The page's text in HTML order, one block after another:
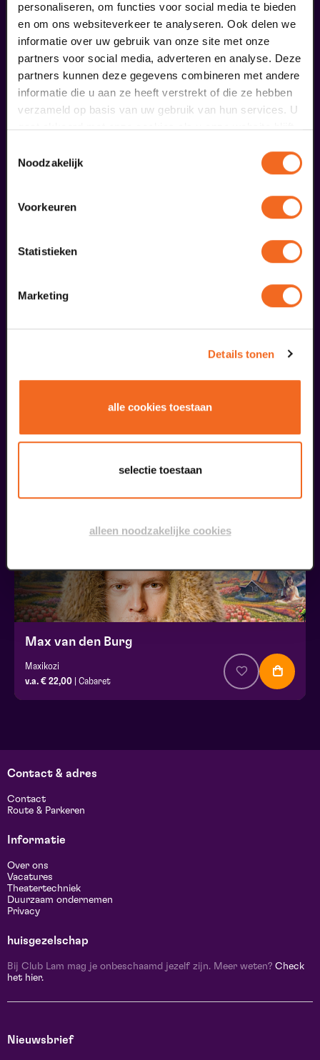
personaliseren, om functies voor social media te bieden
en om ons websiteverkeer te analyseren. Ook delen we
informatie over uw gebruik van onze site met onze
partners voor social media, adverteren en analyse. Deze
partners kunnen deze gegevens combineren met andere
informatie die u aan ze heeft verstrekt of die ze hebben
verzameld op basis van uw gebruik van hun services. U
gaat akkoord met onze cookies als u onze website blijft
Noodzakelijk
Voorkeuren
Statistieken
Marketing
Details tonen
alle cookies toestaan
selectie toestaan
alleen noodzakelijke cookies
Claudia de Breij
v.a. € 22,50| Cabaret
16
Oscar Smit
Max van den Burg
Maxikozi
v.a. € 22,00 | Cabaret
Contact & adres
Contact
Route & Parkeren
Informatie
Over ons
Vacatures
Theatertechniek
Duurzaam ondernemen
Privacy
huisgezelschap
Bij Club Lam mag je onbeschaamd jezelf zijn. Meer weten? Check
het hier.
Nieuwsbrief